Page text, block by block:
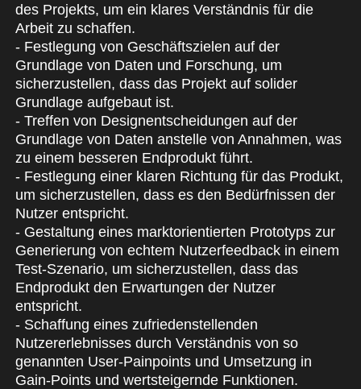
des Projekts, um ein klares Verständnis für die
Arbeit zu schaffen.
- Festlegung von Geschäftszielen auf der
Grundlage von Daten und Forschung, um
sicherzustellen, dass das Projekt auf solider
Grundlage aufgebaut ist.
- Treffen von Designentscheidungen auf der
Grundlage von Daten anstelle von Annahmen, was
zu einem besseren Endprodukt führt.
- Festlegung einer klaren Richtung für das Produkt,
um sicherzustellen, dass es den Bedürfnissen der
Nutzer entspricht.
- Gestaltung eines marktorientierten Prototyps zur
Generierung von echtem Nutzerfeedback in einem
Test-Szenario, um sicherzustellen, dass das
Endprodukt den Erwartungen der Nutzer
entspricht.
- Schaffung eines zufriedenstellenden
Nutzererlebnisses durch Verständnis von so
genannten User-Painpoints und Umsetzung in
Gain-Points und wertsteigernde Funktionen.